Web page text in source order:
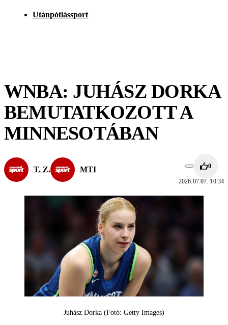
Utánpótlássport
WNBA: JUHÁSZ DORKA
BEMUTATKOZOTT A
MINNESOTÁBAN
T. Z. MTI 0
2026.07.07. 10:34
Juhász Dorka (Fotó: Getty Images)